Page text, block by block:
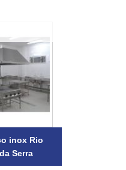
inox Rio
Serra